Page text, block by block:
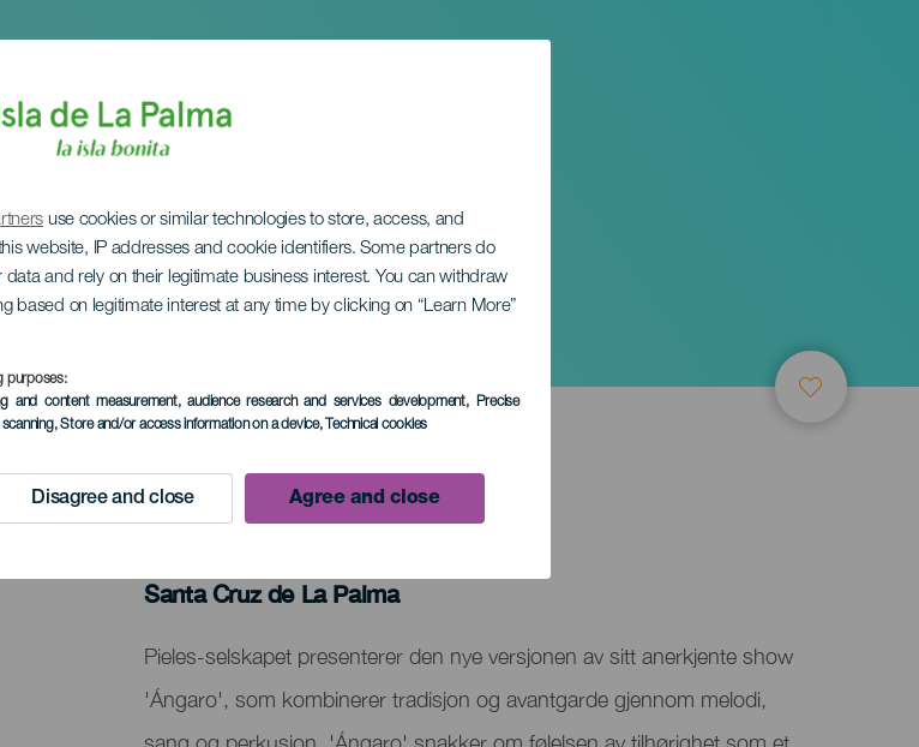
use cookies or similar technologies to store, access, and
website, IP addresses and cookie identifiers. Some partners do
and rely on their legitimate business interest. You can withdraw
based on legitimate interest at any time by clicking on “Learn More”
purposes:
and content measurement, audience research and services development, Precise
, Store and/or access information on a device, Technical cookies
Disagree and close Agree and close
La Palma
TIDLIGERE AKTIVITET
Localidad
Santa Cruz de La Palma
Descripción
del
evento
Pieles-selskapet presenterer den nye versjonen av sitt anerkjente show
'Ángaro', som kombinerer tradisjon og avantgarde gjennom melodi,